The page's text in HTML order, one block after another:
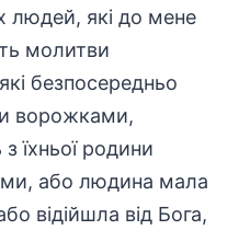
людей, які до мене
молитви
безпосередньо
ворожками,
їхньої родини
або людина мала
відійшла від Бога,